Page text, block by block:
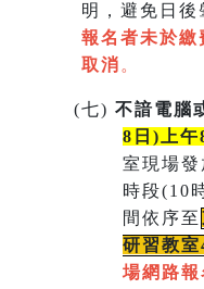
明，避免日後
報名者未於繳
取消 。
(七) 不諳電腦
8日)上午
室現場
時段(10
間依序至
研習教室
場網路